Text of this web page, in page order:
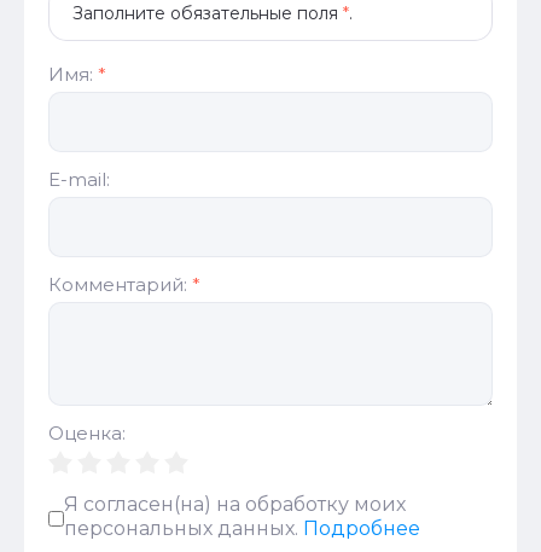
Заполните обязательные поля *.
Имя: *
E-mail:
Комментарий: *
Оценка:
Я согласен(на) на обработку моих
персональных данных. Подробнее